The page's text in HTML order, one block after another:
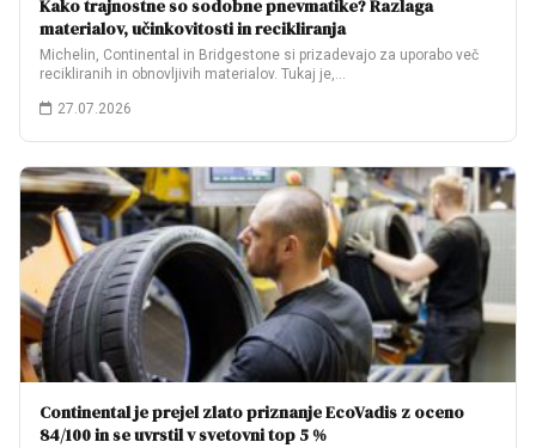
Kako trajnostne so sodobne pnevmatike? Razlaga
materialov, učinkovitosti in recikliranja
Michelin, Continental in Bridgestone si prizadevajo za uporabo več
recikliranih in obnovljivih materialov. Tukaj je,…
27.07.2026
Continental je prejel zlato priznanje EcoVadis z oceno
84/100 in se uvrstil v svetovni top 5 %